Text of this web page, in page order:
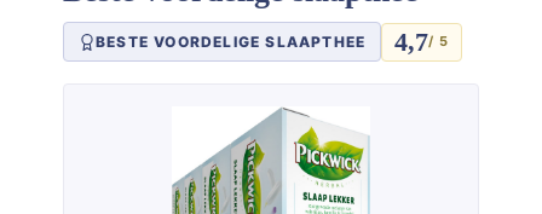
BESTE VOORDELIGE SLAAPTHEE 4,7/ 5